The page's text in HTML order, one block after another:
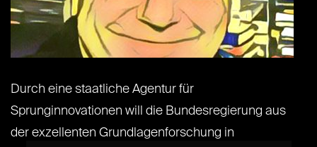
Durch eine staatliche Agentur für
Sprunginnovationen will die Bundesregierung aus
der exzellenten Grundlagenforschung in